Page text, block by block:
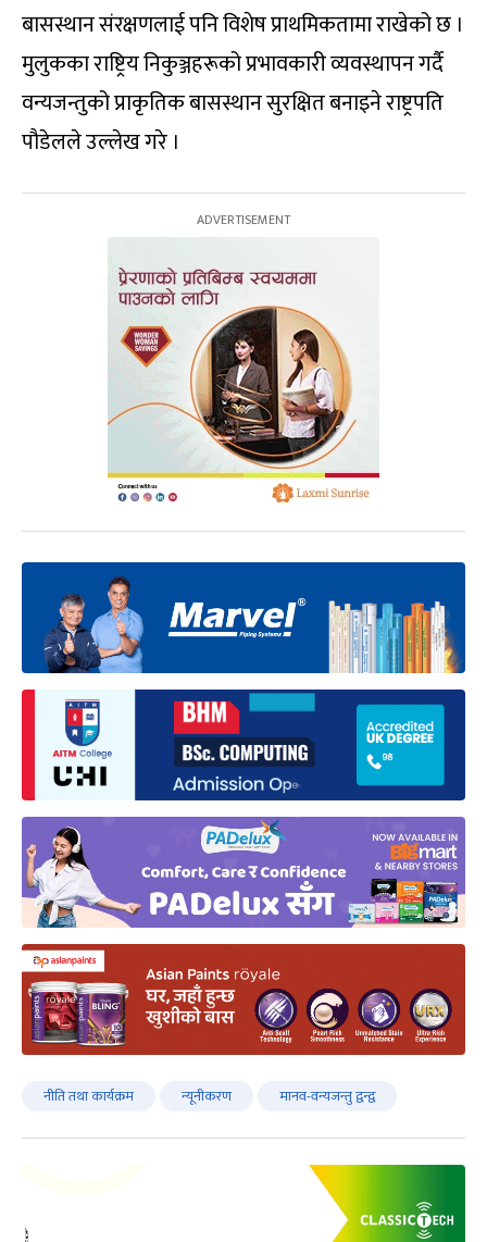
बासस्थान संरक्षणलाई पनि विशेष प्राथमिकतामा राखेको छ ।
मुलुकका राष्ट्रिय निकुञ्जहरूको प्रभावकारी व्यवस्थापन गर्दै
वन्यजन्तुको प्राकृतिक बासस्थान सुरक्षित बनाइने राष्ट्रपति
पौडेलले उल्लेख गरे ।
नीति तथा कार्यक्रम न्यूनीकरण मानव-वन्यजन्तु द्वन्द्व